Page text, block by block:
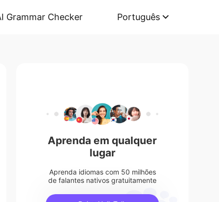
Grammar Checker Português
Aprenda em qualquer
lugar
Aprenda idiomas com 50 milhões
de falantes nativos gratuitamente